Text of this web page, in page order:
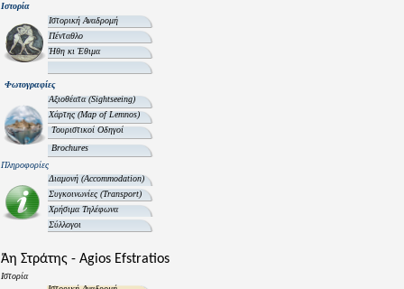
Ιστορία
Ιστορική Αναδρομή
Πένταθλο
Ήθη κι Έθιμα
Φωτογραφίες
Αξιοθέατα(Sightseeing)
Χάρτης(Map of Lemnos)
Τουριστικοί Οδηγοί
Brochures
Πληροφορίες
Διαμονή (Accommodation)
Συγκοινωνίες (Transport)
Χρήσιμα Τηλέφωνα
Σύλλογοι
Άη Στράτης - Agios Efstratios
Ιστορία